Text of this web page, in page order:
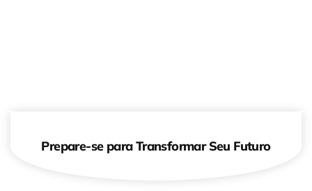
Prepare-se para Transformar Seu Futuro